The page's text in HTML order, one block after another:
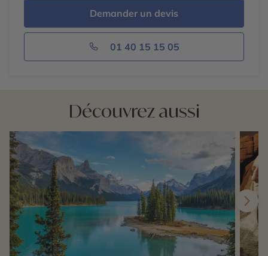
Demander un devis
01 40 15 15 05
Découvrez aussi